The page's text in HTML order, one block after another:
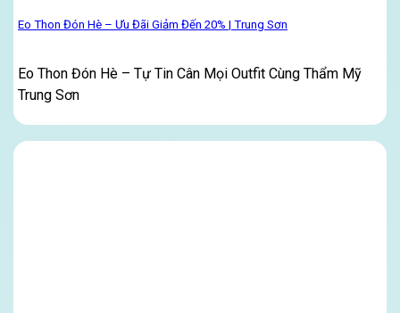
Eo Thon Đón Hè – Ưu Đãi Giảm Đến 20% | Trung Sơn
Eo Thon Đón Hè – Tự Tin Cân Mọi Outfit Cùng Thẩm Mỹ
Trung Sơn